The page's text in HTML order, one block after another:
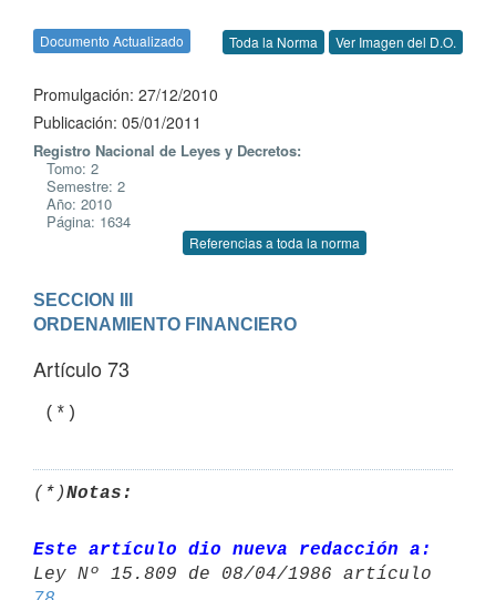
Documento Actualizado Toda la Norma Ver Imagen del D.O.
Promulgación: 27/12/2010
Publicación: 05/01/2011
Registro Nacional de Leyes y Decretos:
Tomo: 2
Semestre: 2
Año: 2010
Página: 1634
Referencias a toda la norma
SECCION III
ORDENAMIENTO FINANCIERO
Artículo 73
(*)
(*)Notas:
Este artículo dio nueva redacción a: